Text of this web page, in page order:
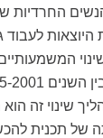
מ53% ל-72% ושיעור
היוצאות
בהדרגה: מ-64% ל-42%.
תכנית